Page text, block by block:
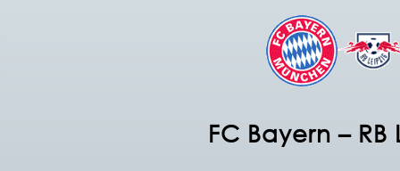
FC Bayern – RB